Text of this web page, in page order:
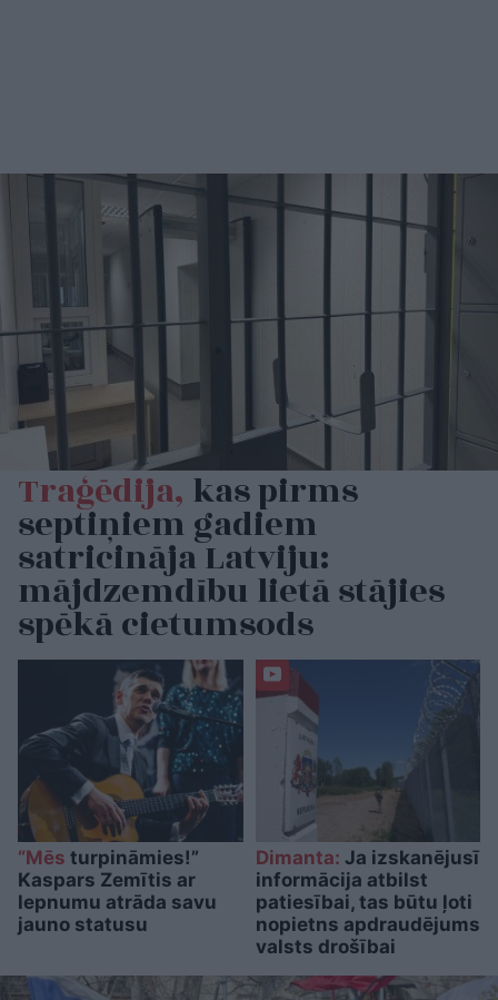
Traģēdija, kas pirms
septiņiem gadiem
satricināja Latviju:
mājdzemdību lietā stājies
spēkā cietumsods
“Mēs turpināmies!”
Kaspars Zemītis ar
lepnumu atrāda savu
jauno statusu
Dimanta: Ja izskanējusī
informācija atbilst
patiesībai, tas būtu ļoti
nopietns apdraudējums
valsts drošībai